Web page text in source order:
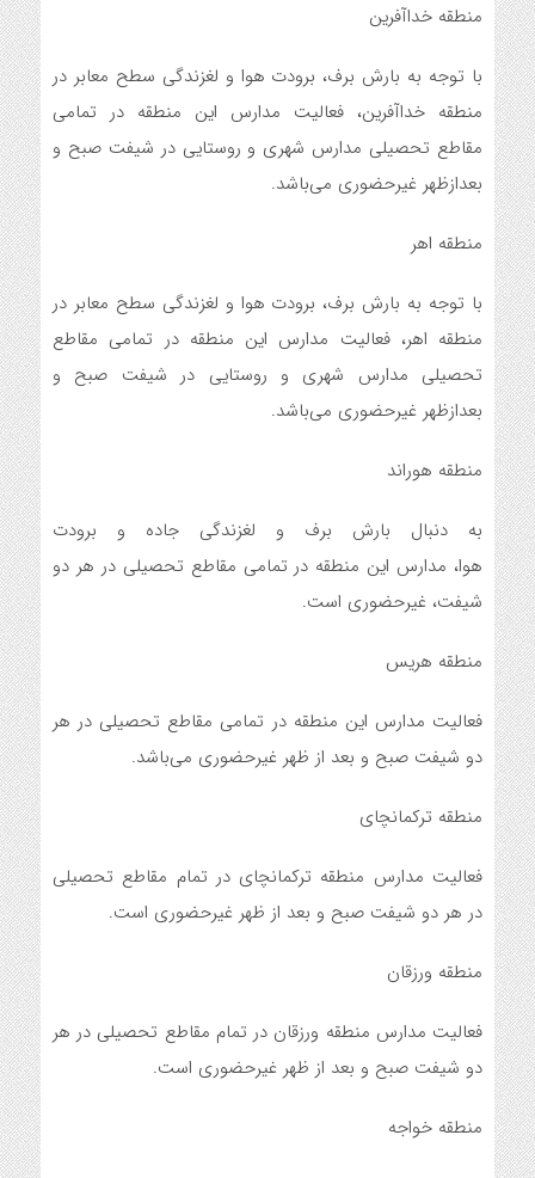
منطقه خداآفرین
با توجه به بارش برف، برودت هوا و لغزندگی سطح معابر در
منطقه خداآفرین، فعالیت مدارس این منطقه در تمامی
مقاطع تحصیلی مدارس شهری و روستایی در شیفت صبح و
بعدازظهر غیرحضوری می‌باشد.
منطقه اهر
با توجه به بارش برف، برودت هوا و لغزندگی سطح معابر در
منطقه اهر، فعالیت مدارس این منطقه در تمامی مقاطع
تحصیلی مدارس شهری و روستایی در شیفت صبح و
بعدازظهر غیرحضوری می‌باشد.
منطقه هوراند
به دنبال بارش برف و لغزندگی جاده و برودت
هوا، مدارس این منطقه در تمامی مقاطع تحصیلی در هر دو
شیفت، غیرحضوری است.
منطقه هریس
فعالیت مدارس این منطقه در تمامی مقاطع تحصیلی در هر
دو شیفت صبح و بعد از ظهر غیرحضوری می‌باشد.
منطقه ترکمانچای
فعالیت مدارس منطقه ترکمانچای در تمام مقاطع تحصیلی
در هر دو شیفت صبح و بعد از ظهر غیرحضوری است.
منطقه ورزقان
فعالیت مدارس منطقه ورزقان در تمام مقاطع تحصیلی در هر
دو شیفت صبح و بعد از ظهر غیرحضوری است.
منطقه خواجه